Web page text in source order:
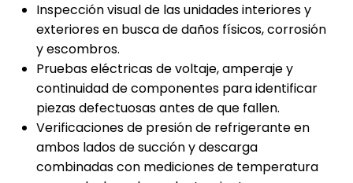
Inspección visual de las unidades interiores y
exteriores en busca de daños físicos, corrosión
y escombros.
Pruebas eléctricas de voltaje, amperaje y
continuidad de componentes para identificar
piezas defectuosas antes de que fallen.
Verificaciones de presión de refrigerante en
ambos lados de succión y descarga
combinadas con mediciones de temperatura